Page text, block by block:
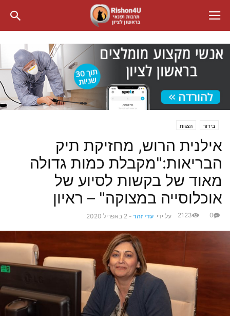
בידור הצגות
אילנית הרוש, מחזיקת תיק
הבריאות:"מקבלת כמות גדולה
מאוד של בקשות לסיוע של
אוכלוסייה במצוקה" – ראיון
על ידי עדי זהר - 2 באפריל 2020 0
2123